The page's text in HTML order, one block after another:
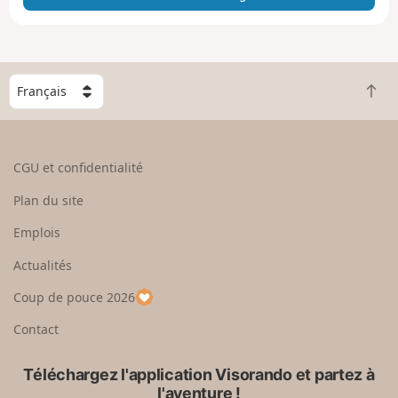
e
g
n
C
h
o
e
u
p
a
R
e
CGU et confidentialité
Plan du site
Emplois
Actualités
Coup de pouce 2026
Contact
Téléchargez l'application Visorando et partez à
l'aventure !